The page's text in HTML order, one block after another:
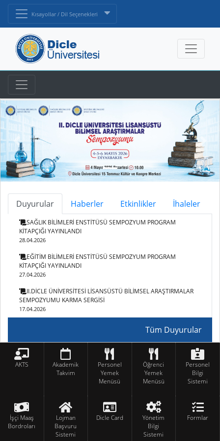
Kısayollar / Dil Seçenekleri
Duyurular Haberler Etkinlikler İhaleler
SAĞLIK BİLİMLERİ ENSTİTÜSÜ SEMPOZYUM PROGRAM
KİTAPÇIĞI YAYINLANDI
28.04.2026
EĞİTİM BİLİMLERİ ENSTİTÜSÜ SEMPOZYUM PROGRAM
KİTAPÇIĞI YAYINLANDI
27.04.2026
II.DİCLE ÜNİVERSİTESİ LİSANSÜSTÜ BİLİMSEL ARAŞTIRMALAR
SEMPOZYUMU KARMA SERGİSİ
17.04.2026
Tüm Duyurular
AKTS
Akademik
Takvim
Personel
Yemek
Menüsü
Öğrenci
Yemek
Menüsü
Personel
Bilgi
Sistemi
İşçi Maaş
Bordroları
Lojman
Başvuru
Sistemi
Dicle Card
Yönetim
Bilgi
Sistemi
Formlar